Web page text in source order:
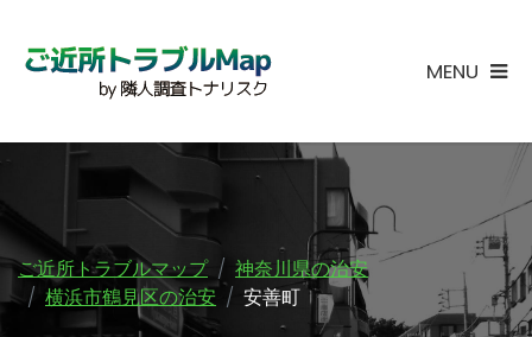
MENU
ご近所トラブルマップ
神奈川県の治安
横浜市鶴見区の治安
安善町